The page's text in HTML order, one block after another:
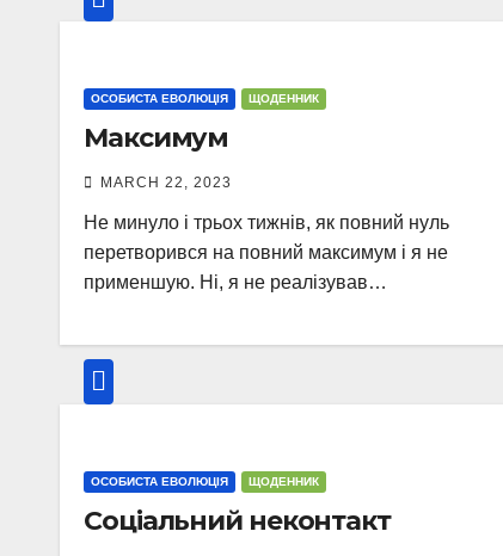
ОСОБИСТА ЕВОЛЮЦІЯ ЩОДЕННИК
Максимум
MARCH 22, 2023
Не минуло і трьох тижнів, як повний нуль
перетворився на повний максимум і я не
применшую. Ні, я не реалізував…
ОСОБИСТА ЕВОЛЮЦІЯ ЩОДЕННИК
Соціальний неконтакт